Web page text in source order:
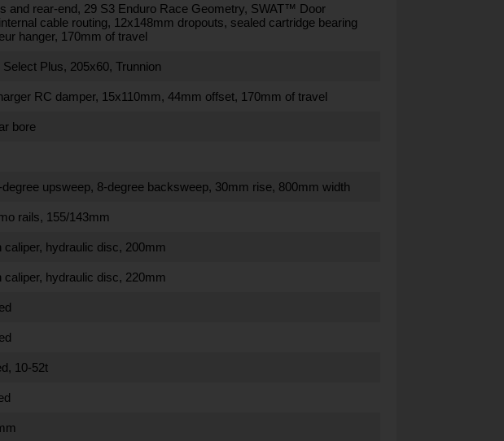
and rear-end, 29 S3 Enduro Race Geometry, SWAT™ Door
cable routing, 12x148mm dropouts, sealed cartridge bearing
hanger, 170mm of travel
Plus, 205x60, Trunnion
RC damper, 15x110mm, 44mm offset, 170mm of travel
bore
upsweep, 8-degree backsweep, 30mm rise, 800mm width
rails, 155/143mm
hydraulic disc, 200mm
hydraulic disc, 220mm
10-52t